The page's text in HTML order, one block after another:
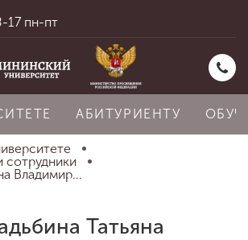
17 пн-пт
АБИТУРИЕНТУ
сотрудники
Владимир...
Татьяна